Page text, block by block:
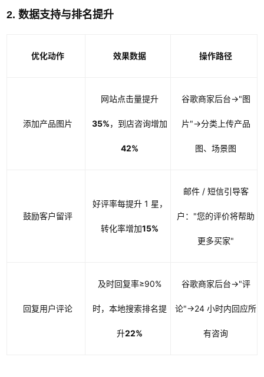
2. 数据支持与排名提升
优化动作 效果数据 操作路径
添加产品图片
网站点击量提升
35%，到店咨询增加
42%
谷歌商家后台→"图
片"→分类上传产品
图、场景图
鼓励客户留评
好评率每提升 1 星，
转化率增加15%
邮件 / 短信引导客
户："您的评价将帮助
更多买家"
回复用户评论
及时回复率≥90%
时，本地搜索排名提
升22%
谷歌商家后台→"评
论"→24 小时内回应所
有咨询